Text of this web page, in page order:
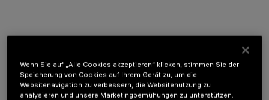
ERFORDERLICHES ZUBEHÖR
Um das Produkt ordnungsgemäß zu installieren und zu betreiben, muss eines der erforderlichen
Zubehörteile bestellt werden:
Wenn Sie auf „Alle Cookies akzeptieren“ klicken, stimmen Sie der
Speicherung von Cookies auf Ihrem Gerät zu, um die
Websitenavigation zu verbessern, die Websitenutzung zu
analysieren und unsere Marketingbemühungen zu unterstützen.